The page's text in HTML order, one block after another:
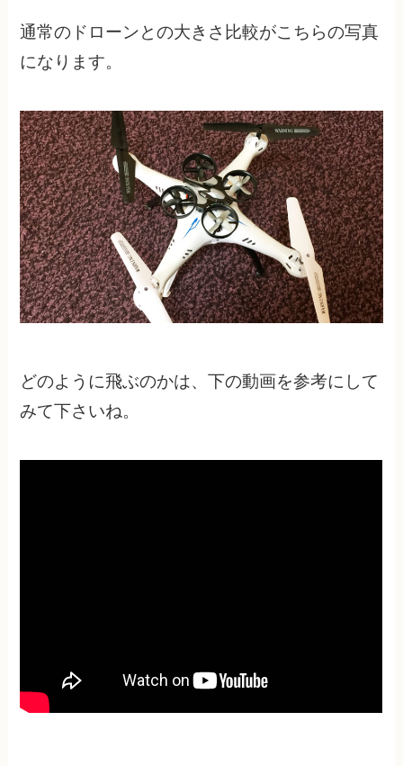
通常のドローンとの大きさ比較がこちらの写真
になります。
どのように飛ぶのかは、下の動画を参考にして
みて下さいね。